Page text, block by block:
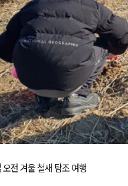
전 겨울 철새 탐조 여행